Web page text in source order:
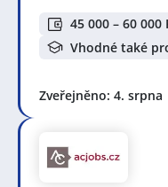
45 000 – 60 000
Vhodné také
Zveřejněno: 4. srpna